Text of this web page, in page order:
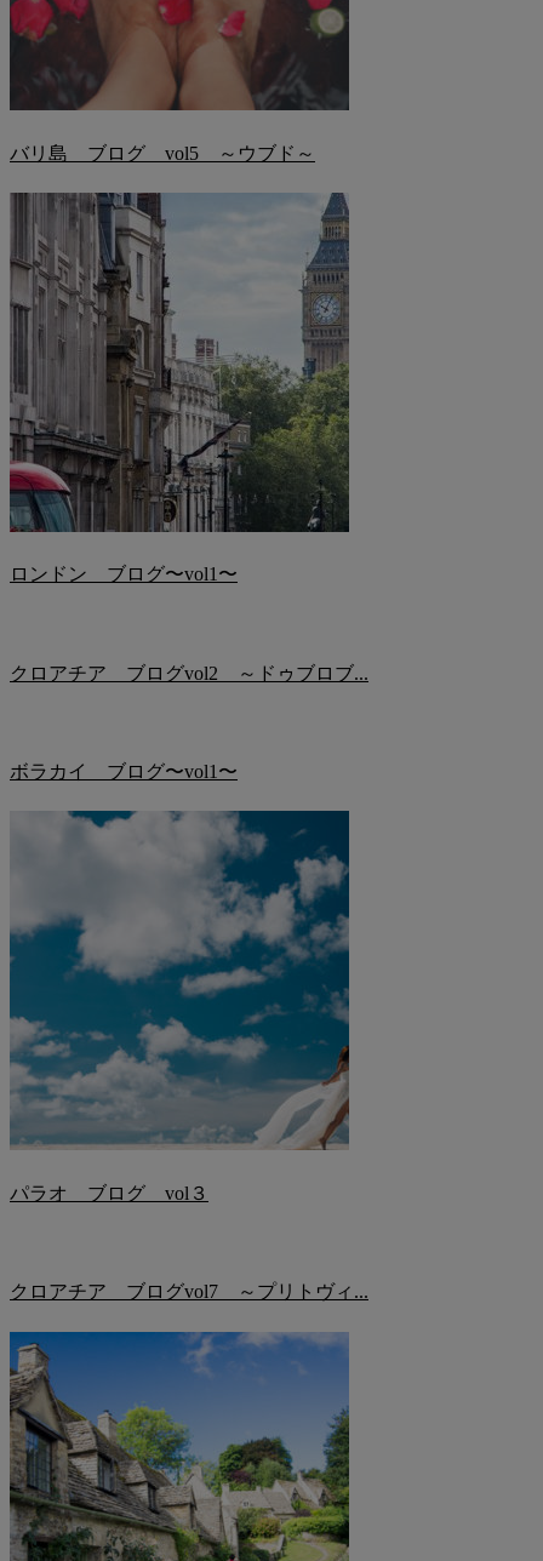
バリ島 ブログ vol5 ～ウブド～
ロンドン ブログ〜vol1〜
クロアチア ブログvol2 ～ドゥブロブ...
ボラカイ ブログ〜vol1〜
パラオ ブログ vol３
クロアチア ブログvol7 ～プリトヴィ...